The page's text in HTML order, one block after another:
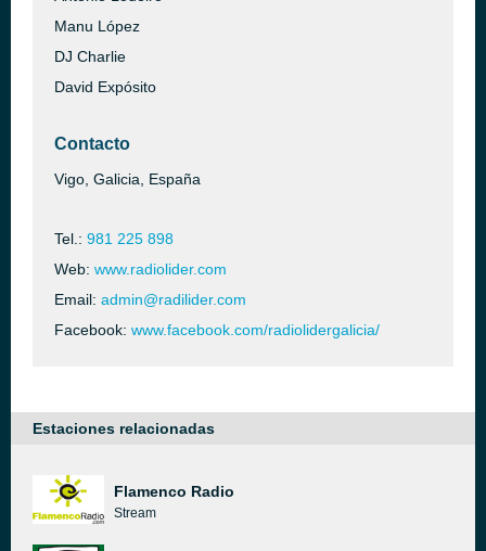
Manu López
DJ Charlie
David Expósito
Contacto
Vigo, Galicia, España
Tel.: 981 225 898
Web: www.radiolider.com
Email: admin@radilider.com
Facebook: www.facebook.com/radiolidergalicia/
Estaciones relacionadas
Flamenco Radio
Stream